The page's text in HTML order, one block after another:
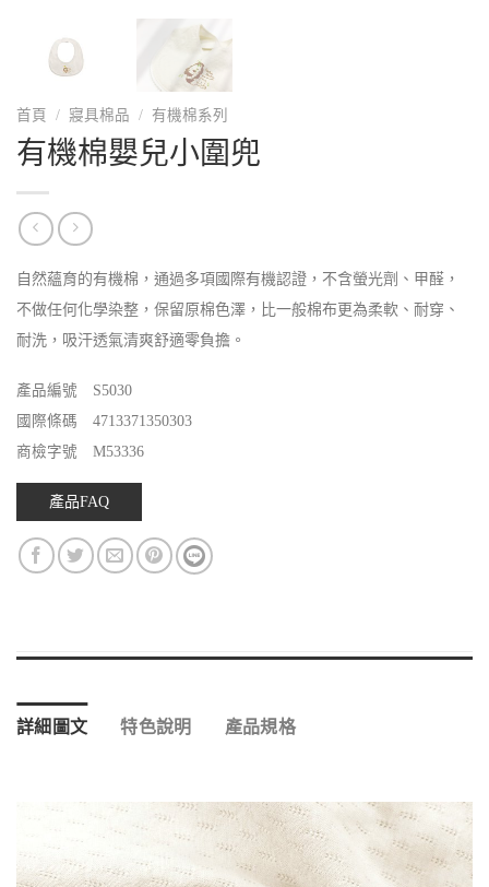
首頁 / 寢具棉品 / 有機棉系列
有機棉嬰兒小圍兜
自然蘊育的有機棉，通過多項國際有機認證，不含螢光劑、甲醛，
不做任何化學染整，保留原棉色澤，比一般棉布更為柔軟、耐穿、
耐洗，吸汗透氣清爽舒適零負擔。
產品編號 S5030
國際條碼 4713371350303
商檢字號 M53336
產品FAQ
詳細圖文 特色說明 產品規格